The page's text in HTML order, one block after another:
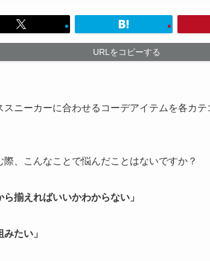
URLをコピーする
ニーカーに合わせるコーデアイテムを各カテ
、こんなことで悩んだことはないですか？
揃えればいいかわからない」
たい」